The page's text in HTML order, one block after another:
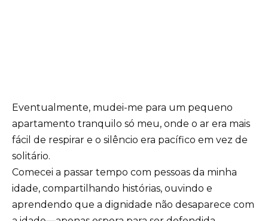
Eventualmente, mudei-me para um pequeno
apartamento tranquilo só meu, onde o ar era mais
fácil de respirar e o silêncio era pacífico em vez de
solitário.
Comecei a passar tempo com pessoas da minha
idade, compartilhando histórias, ouvindo e
aprendendo que a dignidade não desaparece com